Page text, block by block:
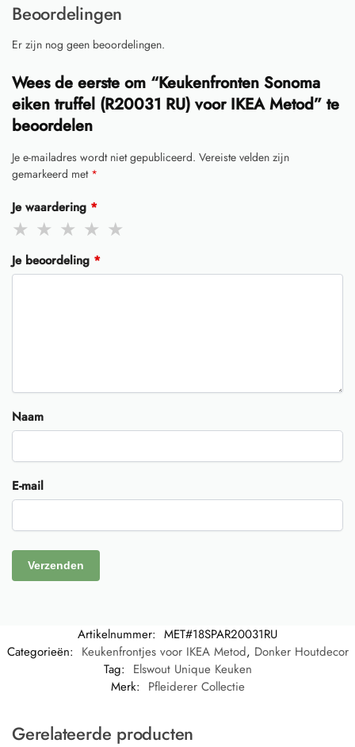
Beoordelingen
Er zijn nog geen beoordelingen.
Wees de eerste om “Keukenfronten Sonoma
eiken truffel (R20031 RU) voor IKEA Metod” te
beoordelen
Je e-mailadres wordt niet gepubliceerd. Vereiste velden zijn
gemarkeerd met *
Je waardering *
Je beoordeling *
Naam
E-mail
Artikelnummer: MET#18SPAR20031RU
Categorieën: Keukenfrontjes voor IKEA Metod, Donker Houtdecor
Tag: Elswout Unique Keuken
Merk: Pfleiderer Collectie
Gerelateerde producten